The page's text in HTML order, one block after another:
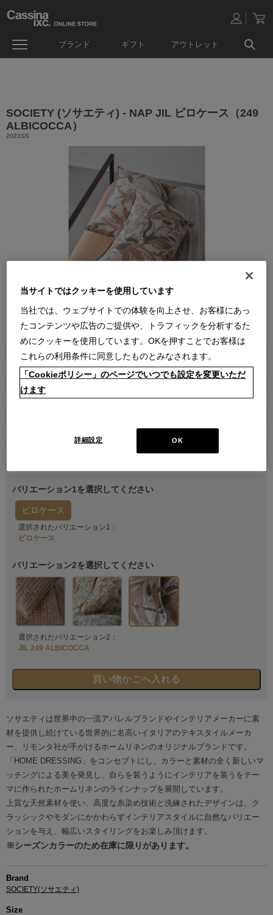
ブランド ギフト アウトレット
SOCIETY (ソサエティ) - NAP JIL ピロケース（249
ALBICOCCA）
2023SS
● ● ●
商品属性
雑貨
2220522140400010
バリエーション1を選択してください
ピロケース
選択されたバリエーション1：
ピロケース
バリエーション2を選択してください
選択されたバリエーション2：
JIL 249 ALBICOCCA
ソサエティは世界中の一流アパレルブランドやインテリアメーカーに素
材を提供し続けている世界的に名高いイタリアのテキスタイルメーカ
ー、リモンタ社が手がけるホームリネンのオリジナルブランドです。
「HOME DRESSING」をコンセプトにし、カラーと素材の全く新しいマ
ッチングによる美を発見し、自らを装うようにインテリアを装うをテー
マに作られたホームリネンのラインナップを展開しています。
上質な天然素材を使い、高度な糸染め技術と洗練されたデザインは、ク
ラッシックやモダンにかかわらずインテリアスタイルに自然なバリエー
ションを与え、幅広いスタイリングをお楽しみ頂けます。
※シーズンカラーのため在庫に限りがあります。
Brand
SOCIETY(ソサエティ)
Size
当サイトではクッキーを使用しています
当社では、ウェブサイトでの体験を向上させ、お客様にあっ
たコンテンツや広告のご提供や、トラフィックを分析するた
めにクッキーを使用しています。OKを押すことでお客様は
これらの利用条件に同意したものとみなされます。
「Cookieポリシー」のページでいつでも設定を変更いただ
けます
OK
詳細設定